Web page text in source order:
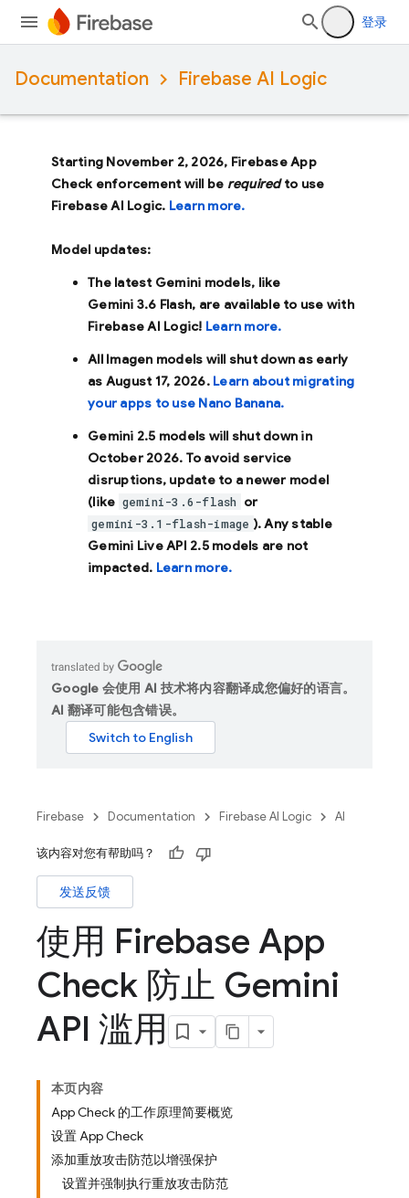
登录
Documentation Firebase AI Logic
Starting November 2, 2026, Firebase App
Check enforcement will be requiredto use
Firebase AI Logic. Learn more.
Model updates:
The latest Gemini models, like
Gemini 3.6 Flash, are available to use with
Firebase AI Logic! Learn more.
All Imagen models will shut down as early
as August 17, 2026. Learn about migrating
your apps to use Nano Banana.
Gemini 2.5 models will shut down in
October 2026. To avoid service
disruptions, update to a newer model
(like gemini-3.6-flash or
gemini-3.1-flash-image ). Any stable
Gemini Live API 2.5 models are not
impacted. Learn more.
Google 会使用 AI 技术将内容翻译成您偏好的语言。
AI 翻译可能包含错误。
Firebase Documentation Firebase AI Logic AI
该内容对您有帮助吗？
发送反馈
使用 Firebase App
Check 防止 Gemini
API 滥用
本页内容
App Check 的工作原理简要概览
设置 App Check
添加重放攻击防范以增强保护
设置并强制执行重放攻击防范